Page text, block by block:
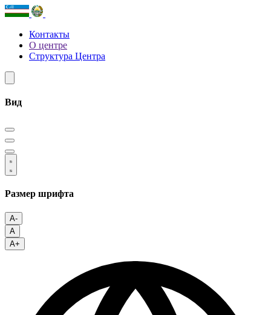
Контакты
О центре
Структура Центра
Вид
Размер шрифта
A-
A
A+